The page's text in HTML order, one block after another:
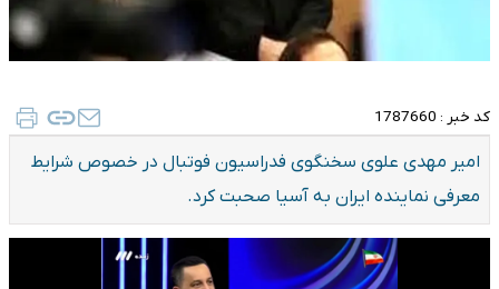
کد خبر : 1787660
امیر مهدی علوی سخنگوی فدراسیون فوتبال در خصوص شرایط
معرفی نماینده ایران به آسیا صحبت کرد.